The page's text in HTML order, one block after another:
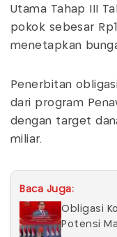
Utama Tahap III
pokok sebesar
menetapkan
Penerbitan
dari program
dengan target
miliar.
Baca Juga:
Obligasi
Potensi